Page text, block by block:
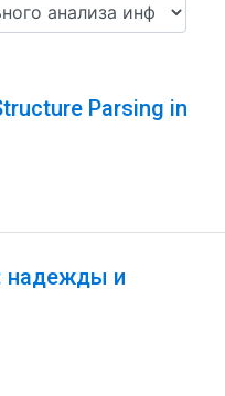
Parsing in
надежды и